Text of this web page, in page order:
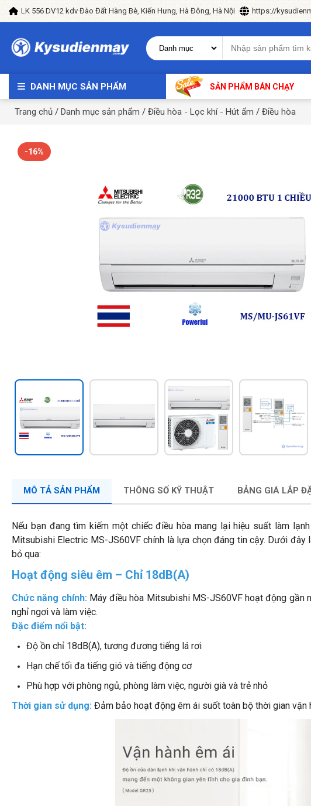
LK 556 DV12 kdv Đào Đất Hàng Bè, Kiến Hưng, Hà Đông, Hà Nội https://
DANH MỤC SẢN PHẨM SẢN PHẨM BÁN CHẠY
Trang chủ / Danh mục sản phẩm / Điều hòa - Lọc khí - Hút ẩm / Điều hòa
-16%
MÔ TẢ SẢN PHẨM THÔNG SỐ KỸ THUẬT BẢNG GIÁ LẮP
Nếu bạn đang tìm kiếm một chiếc điều hòa mang lại hiệu suất làm
Mitsubishi Electric MS-JS60VF chính là lựa chọn đáng tin cậy. Dưới
bỏ qua:
Hoạt động siêu êm – Chỉ 18dB(A)
Chức năng chính: Máy điều hòa Mitsubishi MS-JS60VF hoạt động gần
nghỉ ngơi và làm việc.
Đặc điểm nổi bật:
Độ ồn chỉ 18dB(A), tương đương tiếng lá rơi
Hạn chế tối đa tiếng gió và tiếng động cơ
Phù hợp với phòng ngủ, phòng làm việc, người già và trẻ nhỏ
Thời gian sử dụng: Đảm bảo hoạt động êm ái suốt toàn bộ thời gian vận